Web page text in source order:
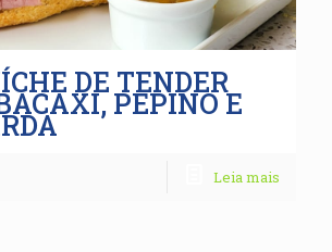
DE TENDER
PEPINO E
Leia mais